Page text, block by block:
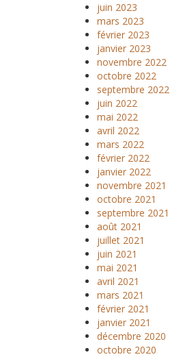
juin 2023
mars 2023
février 2023
janvier 2023
novembre 2022
octobre 2022
septembre 2022
juin 2022
mai 2022
avril 2022
mars 2022
février 2022
janvier 2022
novembre 2021
octobre 2021
septembre 2021
août 2021
juillet 2021
juin 2021
mai 2021
avril 2021
mars 2021
février 2021
janvier 2021
décembre 2020
octobre 2020